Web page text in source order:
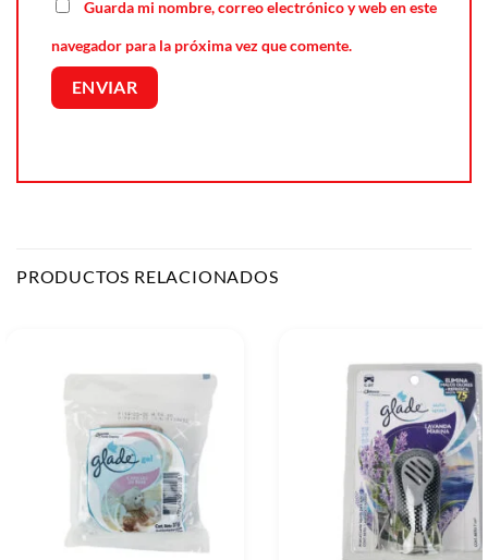
Guarda mi nombre, correo electrónico y web en este
navegador para la próxima vez que comente.
PRODUCTOS RELACIONADOS